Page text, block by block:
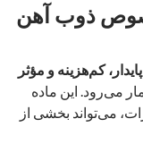
ذوب آهن
پایدار، کم‌هزینه و مؤثر
می‌رود. این ماده
می‌تواند بخشی از